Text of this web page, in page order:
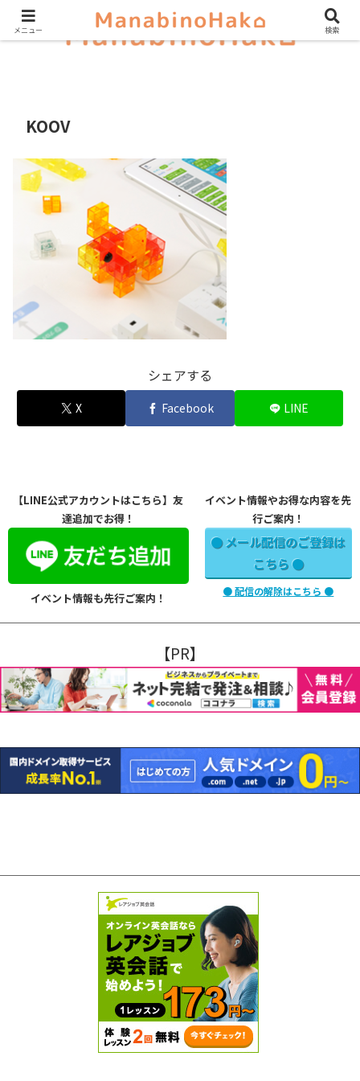
KOOV
シェアする
X Facebook LINE
【LINE公式アカウントはこちら】友
達追加でお得！
イベント情報も先行ご案内！
イベント情報やお得な内容を先
行ご案内！
● メール配信のご登録は
こちら ●
● 配信の解除はこちら ●
【PR】
メニュー 検索